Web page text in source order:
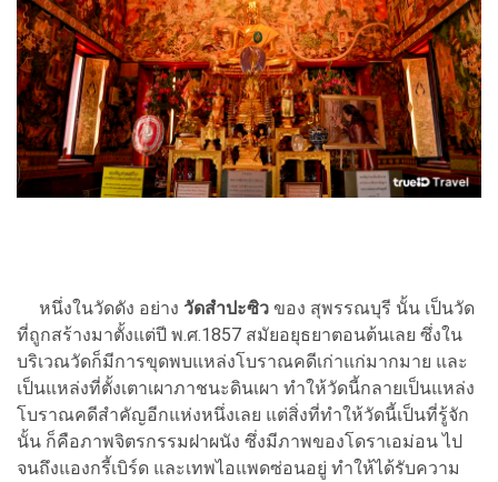
หนึ่งในวัดดัง อย่าง วัดสำปะซิว ของ สุพรรณบุรี นั้น เป็นวัด
ที่ถูกสร้างมาตั้งแต่ปี พ.ศ.1857 สมัยอยุธยาตอนต้นเลย ซึ่งใน
บริเวณวัดก็มีการขุดพบแหล่งโบราณคดีเก่าแก่มากมาย และ
เป็นแหล่งที่ตั้งเตาเผาภาชนะดินเผา ทำให้วัดนี้กลายเป็นแหล่ง
โบราณคดีสำคัญอีกแห่งหนึ่งเลย แต่สิ่งที่ทำให้วัดนี้เป็นที่รู้จัก
นั้น ก็คือภาพจิตรกรรมฝาผนัง ซึ่งมีภาพของโดราเอม่อน ไป
จนถึงแองกรี้เบิร์ด และเทพไอแพดซ่อนอยู่ ทำให้ได้รับความ